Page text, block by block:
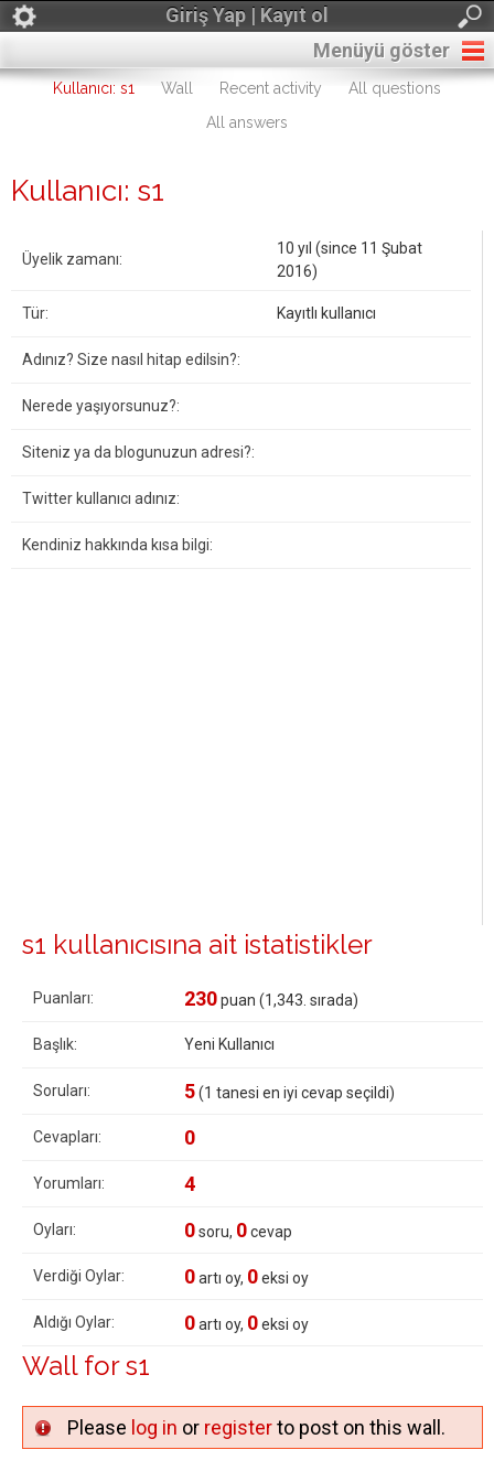
Giriş Yap | Kayıt ol
Menüyü göster
Kullanıcı: s1 Wall Recent activity
All questions
All answers
Kullanıcı: s1
Üyelik zamanı:
10 yıl (since 11 Şubat
2016)
Tür: Kayıtlı kullanıcı
Adınız? Size nasıl hitap edilsin?:
Nerede yaşıyorsunuz?:
Siteniz ya da blogunuzun adresi?:
Twitter kullanıcı adınız:
Kendiniz hakkında kısa bilgi:
s1 kullanıcısına ait istatistikler
Puanları: 230puan (1,343 . sırada)
Başlık: Yeni Kullanıcı
Soruları: 5(1 tanesi en iyi cevap seçildi)
Cevapları: 0
Yorumları: 4
Oyları: 0soru, 0cevap
Verdiği Oylar: 0artı oy, 0eksi oy
Aldığı Oylar: 0artı oy, 0eksi oy
Wall for s1
Please log in or registerto post on this wall.